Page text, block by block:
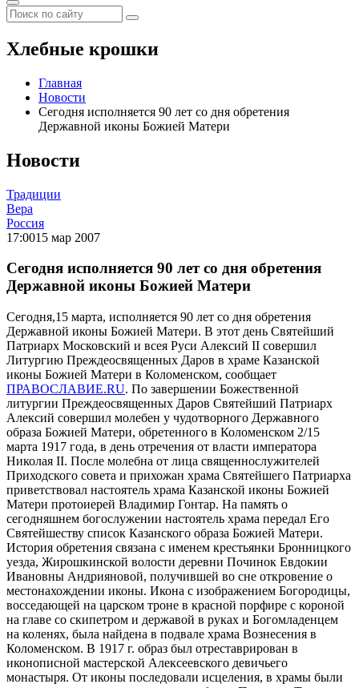
Хлебные крошки
Главная
Новости
Сегодня исполняется 90 лет со дня обретения
Державной иконы Божией Матери
Новости
Традиции
Вера
Россия
17:0015 мар 2007
Сегодня исполняется 90 лет со дня обретения
Державной иконы Божией Матери
Сегодня,15 марта, исполняется 90 лет со дня обретения
Державной иконы Божией Матери. В этот день Святейший
Патриарх Московский и всея Руси Алексий II совершил
Литургию Преждеосвященных Даров в храме Казанской
иконы Божией Матери в Коломенском, сообщает
ПРАВОСЛАВИЕ.RU. По завершении Божественной
литургии Преждеосвященных Даров Святейший Патриарх
Алексий совершил молебен у чудотворного Державного
образа Божией Матери, обретенного в Коломенском 2/15
марта 1917 года, в день отречения от власти императора
Николая II. После молебна от лица священнослужителей
Приходского совета и прихожан храма Святейшего Патриарха
приветствовал настоятель храма Казанской иконы Божией
Матери протоиерей Владимир Гонтар. На память о
сегодняшнем богослужении настоятель храма передал Его
Святейшеству список Казанского образа Божией Матери.
История обретения связана с именем крестьянки Бронницкого
уезда, Жирошкинской волости деревни Починок Евдокии
Ивановны Андрияновой, получившей во сне откровение о
местонахождении иконы. Икона с изображением Богородицы,
восседающей на царском троне в красной порфире с короной
на главе со скипетром и державой в руках и Богомладенцем
на коленях, была найдена в подвале храма Вознесения в
Коломенском. В 1917 г. образ был отреставрирован в
иконописной мастерской Алексеевского девичьего
монастыря. От иконы последовали исцеления, в храмы были